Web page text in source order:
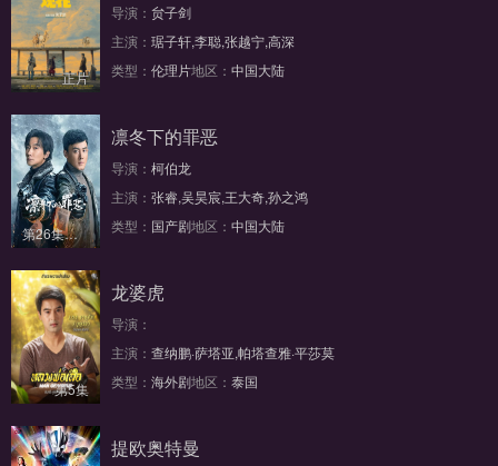
正片
导演： 贠子剑
主演： 琚子轩,李聪,张越宁,高深
类型： 伦理片地区： 中国大陆
第26集完结
凛冬下的罪恶
导演： 柯伯龙
主演： 张睿,吴昊宸,王大奇,孙之鸿
类型： 国产剧地区： 中国大陆
第5集
龙婆虎
导演：
主演： 查纳鹏·萨塔亚,帕塔查雅·平莎莫
类型： 海外剧地区： 泰国
提欧奥特曼